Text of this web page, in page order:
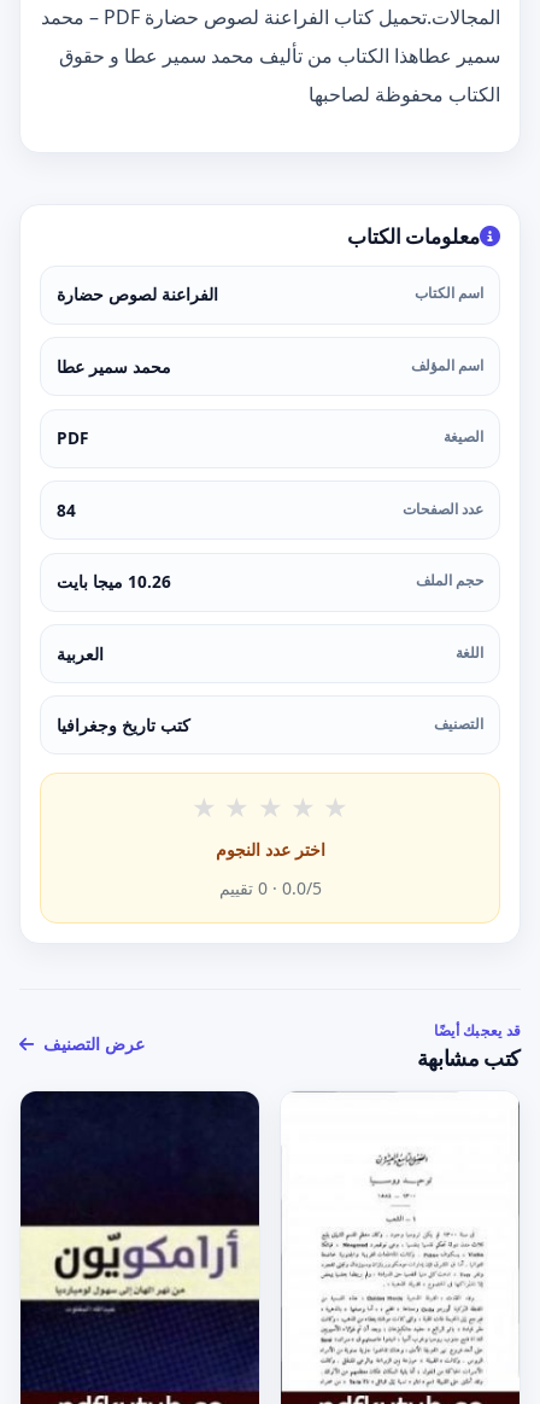
المجالات.تحميل كتاب الفراعنة لصوص حضارة PDF – محمد
سمير عطاهذا الكتاب من تأليف محمد سمير عطا و حقوق
الكتاب محفوظة لصاحبها
معلومات الكتاب
اسم الكتاب الفراعنة لصوص حضارة
اسم المؤلف محمد سمير عطا
الصيغة PDF
عدد الصفحات 84
حجم الملف 10.26 ميجا بايت
اللغة العربية
التصنيف كتب تاريخ وجغرافيا
★ ★ ★ ★ ★
اختر عدد النجوم
0.0/5 ·
0 تقييم
قد يعجبك أيضًا
كتب مشابهة
عرض التصنيف